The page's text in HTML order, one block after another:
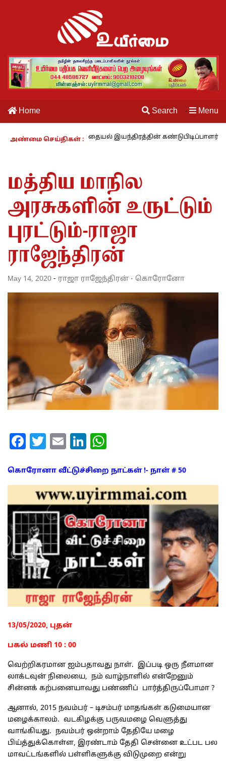
Home Search · Menu
அண்மை செய்திகள் :
வாழும் காலம் – 27 : தையல் இயந்திரத்தின் கண்டுபிடிப்பாளர் யார்? -
மத்திய மாநில
அரசுகளின் உருட்டும்
புரட்டும்-ராஜா
ராஜேந்திரன்
May 14, 2020 - ராஜா ராஜேந்திரன் · கொரோனோ
Facebook
Twitter
EmailLinkedIn
கொரோனா வீட்டுச்சிறை நாட்கள் !- நாள் # 50
13/05/2020, புதன்
பகல் மணி 10 : 00
வெற்றிகரமான ஐம்பதாவது நாள். இப்படி ஒரு நீளமான
லாக்டவுன் நிலையை, நம் வாழ்நாளில் என்றேனும்
சின்னக் கற்பனையாவது பண்ணிப் பார்த்திருப்போமா ?
ஆனால், 2015 நவம்பர் – டிசம்பர் மாதங்கள் கடுமையான
மழைக்காலம். வடகிழக்கு பருவமழை வெளுத்து
வாங்கியது. நவம்பர் ஒன்றாம் தேதியே மழை
பிய்த்துக்கொள்ள, இரண்டாம் தேதி சென்னை உட்பட பல
மாவட்டங்களில் பள்ளிகளுக்கு விடுமுறை என்று